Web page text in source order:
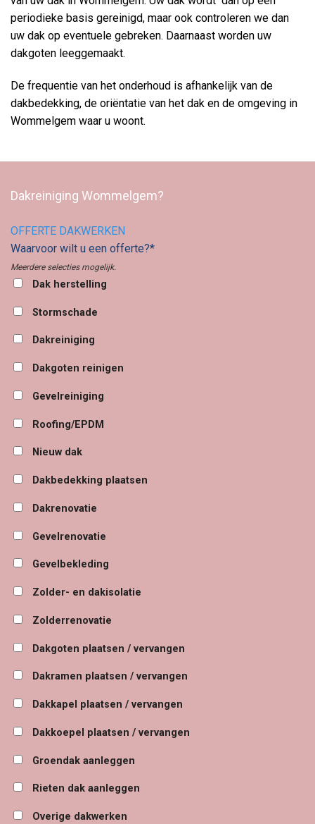
periodieke basis gereinigd, maar ook controleren we dan
uw dak op eventuele gebreken. Daarnaast worden uw
dakgoten leeggemaakt.
De frequentie van het onderhoud is afhankelijk van de
dakbedekking, de oriëntatie van het dak en de omgeving in
Wommelgem waar u woont.
Dakreiniging Wommelgem?
OFFERTE DAKWERKEN
Waarvoor wilt u een offerte?*
Meerdere selecties mogelijk.
Dak herstelling
Stormschade
Dakreiniging
Dakgoten reinigen
Gevelreiniging
Roofing/EPDM
Nieuw dak
Dakbedekking plaatsen
Dakrenovatie
Gevelrenovatie
Gevelbekleding
Zolder- en dakisolatie
Zolderrenovatie
Dakgoten plaatsen / vervangen
Dakramen plaatsen / vervangen
Dakkapel plaatsen / vervangen
Dakkoepel plaatsen / vervangen
Groendak aanleggen
Rieten dak aanleggen
Overige dakwerken